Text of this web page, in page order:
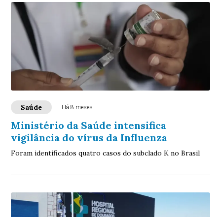
Saúde Há 8 meses
Ministério da Saúde intensifica
vigilância do vírus da Influenza
Foram identificados quatro casos do subclado K no Brasil